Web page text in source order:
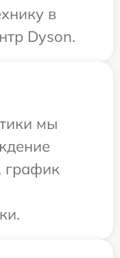
в
Dyson.
мы
график